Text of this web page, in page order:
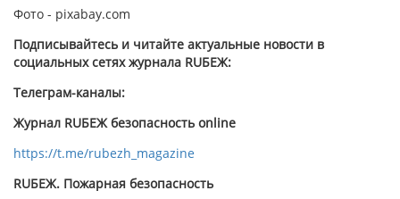
Фото - pixabay.com
Подписывайтесь и читайте актуальные новости в
социальных сетях журнала RUБЕЖ:
Телеграм-каналы:
Журнал RUБЕЖ безопасность online
https://t.me/rubezh_magazine
RUБЕЖ. Пожарная безопасность